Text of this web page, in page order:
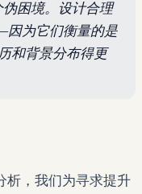
困境。设计合理
因为它们衡量的是
和背景分布得更
析，我们为寻求提升